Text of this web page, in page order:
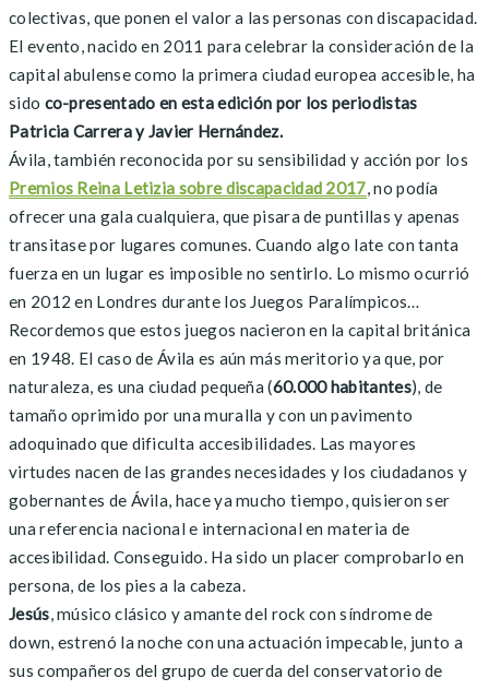
colectivas, que ponen el valor a las personas con discapacidad.
El evento, nacido en 2011 para celebrar la consideración de la
capital abulense como la primera ciudad europea accesible, ha
sido co-presentado en esta edición por los periodistas
Patricia Carrera y Javier Hernández.
Ávila, también reconocida por su sensibilidad y acción por los
Premios Reina Letizia sobre discapacidad 2017, no podía
ofrecer una gala cualquiera, que pisara de puntillas y apenas
transitase por lugares comunes. Cuando algo late con tanta
fuerza en un lugar es imposible no sentirlo. Lo mismo ocurrió
en 2012 en Londres durante los Juegos Paralímpicos…
Recordemos que estos juegos nacieron en la capital británica
en 1948. El caso de Ávila es aún más meritorio ya que, por
naturaleza, es una ciudad pequeña (60.000 habitantes), de
tamaño oprimido por una muralla y con un pavimento
adoquinado que dificulta accesibilidades. Las mayores
virtudes nacen de las grandes necesidades y los ciudadanos y
gobernantes de Ávila, hace ya mucho tiempo, quisieron ser
una referencia nacional e internacional en materia de
accesibilidad. Conseguido. Ha sido un placer comprobarlo en
persona, de los pies a la cabeza.
Jesús, músico clásico y amante del rock con síndrome de
down, estrenó la noche con una actuación impecable, junto a
sus compañeros del grupo de cuerda del conservatorio de